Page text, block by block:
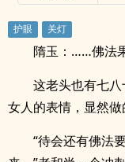
隋玉：……佛法
这老头也有七
女人的表情，显然做
“待会还有佛法